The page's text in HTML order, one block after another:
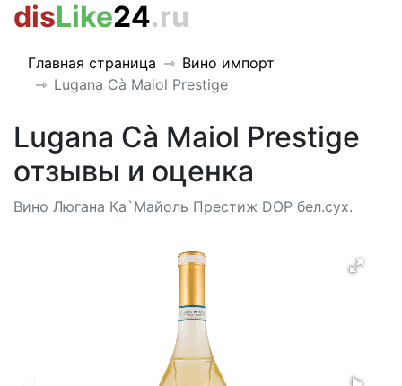
disLike24.ru
Главная страница
Вино импорт
Lugana Cà Maiol Prestige
Lugana Cà Maiol Prestige
отзывы и оценка
Вино Люгана Ка`Майоль Престиж DOP бел.сух.